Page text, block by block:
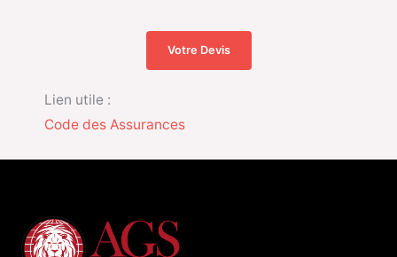
Votre Devis
Lien utile :
Code des Assurances